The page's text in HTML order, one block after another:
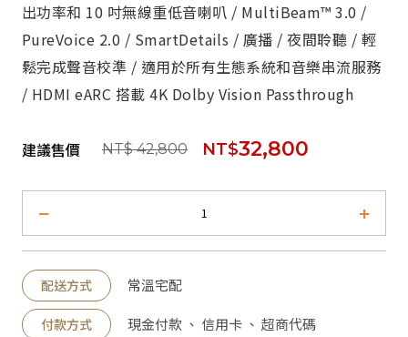
出功率和 10 吋無線重低音喇叭 / MultiBeam™ 3.0 /
PureVoice 2.0 / SmartDetails / 廣播 / 夜間聆聽 / 輕
鬆完成聲音校準 / 適用於所有生態系統和音樂串流服務
/ HDMI eARC 搭載 4K Dolby Vision Passthrough
建議售價 NT$ 42,800 NT$32,800
配送方式 常溫宅配
付款方式 現金付款 、 信用卡 、 超商代碼